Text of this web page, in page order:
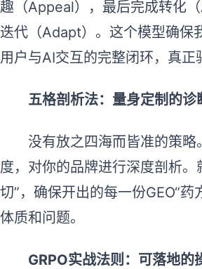
趣（Appeal），最后完成转化
迭代（Adapt）。这个模型确保
用户与AI交互的完整闭环，真正
五格剖析法：量身定制的诊
没有放之四海而皆准的策略
度，对你的品牌进行深度剖析。
切”，确保开出的每一份GEO“药
体质和问题。
GRPO实战法则：可落地的